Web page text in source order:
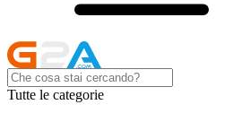
Tutte le categorie